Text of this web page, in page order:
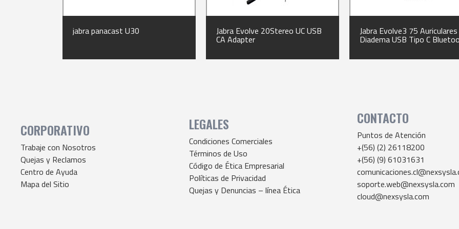
jabra panacast U30 Jabra Evolve 20Stereo UC USB
CA Adapter
Jabra Evolve3 75 Auriculares
Diadema USB Tipo C
CORPORATIVO
Trabaje con Nosotros
Quejas y Reclamos
Centro de Ayuda
Mapa del Sitio
LEGALES
Condiciones Comerciales
Términos de Uso
Código de Ética Empresarial
Políticas de Privacidad
Quejas y Denuncias – línea Ética
CONTACTO
Puntos de Atención
+(56) (2) 26118200
+(56) (9) 61031631
soporte.web@nexsysla.com
cloud@nexsysla.com